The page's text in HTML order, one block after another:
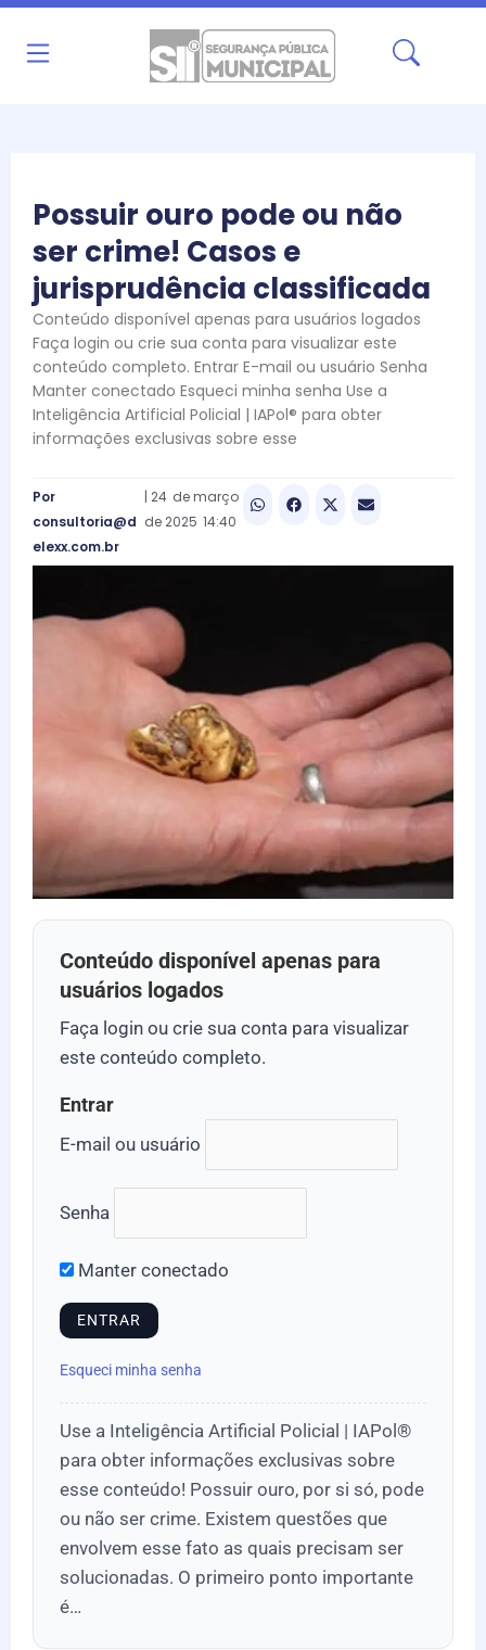
Ir
Possuir ouro pode ou não
ser crime! Casos e
jurisprudência classificada
Conteúdo disponível apenas para usuários logados
Faça login ou crie sua conta para visualizar este
conteúdo completo. Entrar E-mail ou usuário Senha
Manter conectado Esqueci minha senha Use a
Inteligência Artificial Policial | IAPol® para obter
informações exclusivas sobre esse
Por
consultoria@d
elexx.com.br
| 24 demarço
de 2025 14:40
Conteúdo disponível apenas para
usuários logados
Faça login ou crie sua conta para visualizar
este conteúdo completo.
Entrar
E-mail ou usuário
Senha
Manter conectado
Esqueci minha senha
Use a Inteligência Artificial Policial | IAPol®
para obter informações exclusivas sobre
esse conteúdo! Possuir ouro, por si só, pode
ou não ser crime. Existem questões que
envolvem esse fato as quais precisam ser
solucionadas. O primeiro ponto importante
é…